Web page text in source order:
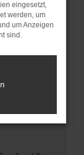
dazu
nicht mehr
Du kannst
der
eingesetzt,
werden, um
um Anzeigen
sind.